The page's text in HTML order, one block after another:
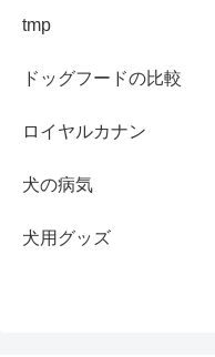
tmp
ドッグフードの比較
ロイヤルカナン
犬の病気
犬用グッズ